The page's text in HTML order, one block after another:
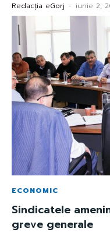
Redacția eGorj - iunie 2,
ECONOMIC
Sindicatele
greve generale